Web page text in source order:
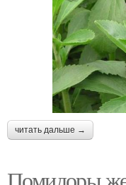
читать дальше →